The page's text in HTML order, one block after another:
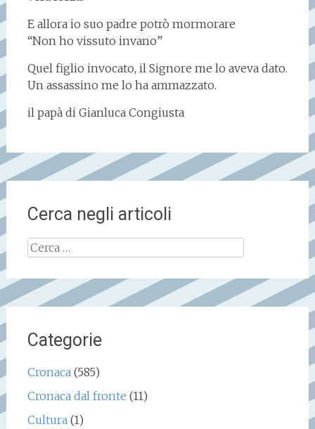
E allora io suo padre potrò mormorare
“Non ho vissuto invano”
Quel figlio invocato, il Signore me lo aveva dato.
Un assassino me lo ha ammazzato.
il papà di Gianluca Congiusta
Cerca negli articoli
Ricerca
per:
Categorie
Cronaca (585)
Cronaca dal fronte (11)
Cultura (1)